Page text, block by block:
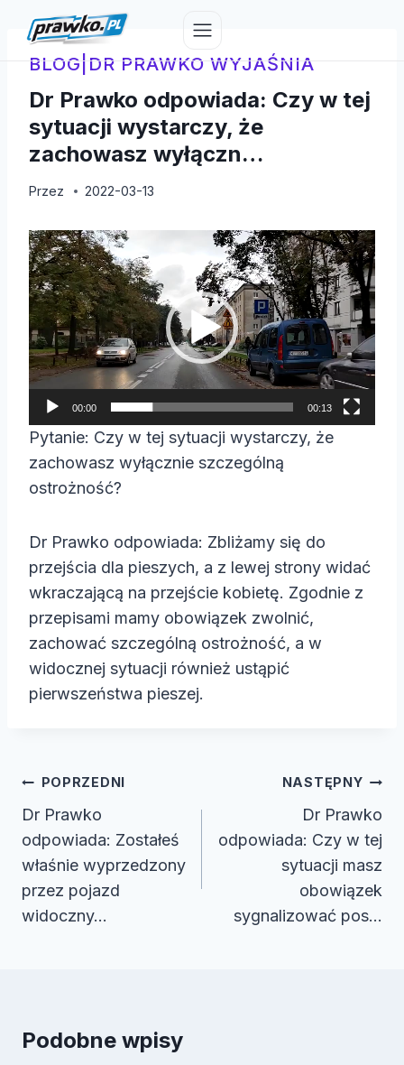
treściBLOG| DR PRAWKO WYJAŚNIA
Dr Prawko odpowiada: Czy w tej
sytuacji wystarczy, że
zachowasz wyłączn…
Przez 2022-03-13
O
d
t
w
a
r
z
c
z
v
d
e
o
00:00 00:13
Pytanie: Czy w tej sytuacji wystarczy, że
zachowasz wyłącznie szczególną
ostrożność?
Dr Prawko odpowiada: Zbliżamy się do
przejścia dla pieszych, a z lewej strony widać
wkraczającą na przejście kobietę. Zgodnie z
przepisami mamy obowiązek zwolnić,
zachować szczególną ostrożność, a w
widocznej sytuacji również ustąpić
pierwszeństwa pieszej.
Nawigacja
wpisu
POPRZEDNI
Dr Prawko
odpowiada: Zostałeś
właśnie wyprzedzony
przez pojazd
widoczny…
NASTĘPNY
Dr Prawko
odpowiada: Czy w tej
sytuacji masz
obowiązek
sygnalizować pos…
Podobne wpisy